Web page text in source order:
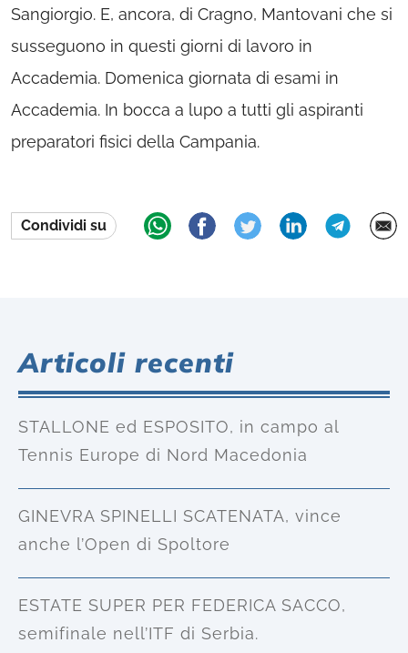
Sangiorgio. E, ancora, di Cragno, Mantovani che si
susseguono in questi giorni di lavoro in
Accademia. Domenica giornata di esami in
Accademia. In bocca a lupo a tutti gli aspiranti
preparatori fisici della Campania.
Condividi su
Articoli recenti
STALLONE ed ESPOSITO, in campo al
Tennis Europe di Nord Macedonia
GINEVRA SPINELLI SCATENATA, vince
anche l’Open di Spoltore
ESTATE SUPER PER FEDERICA SACCO,
semifinale nell’ITF di Serbia.